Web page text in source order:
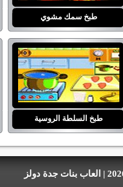
طبخ سمك مشوي
طبخ السلطة الروسية